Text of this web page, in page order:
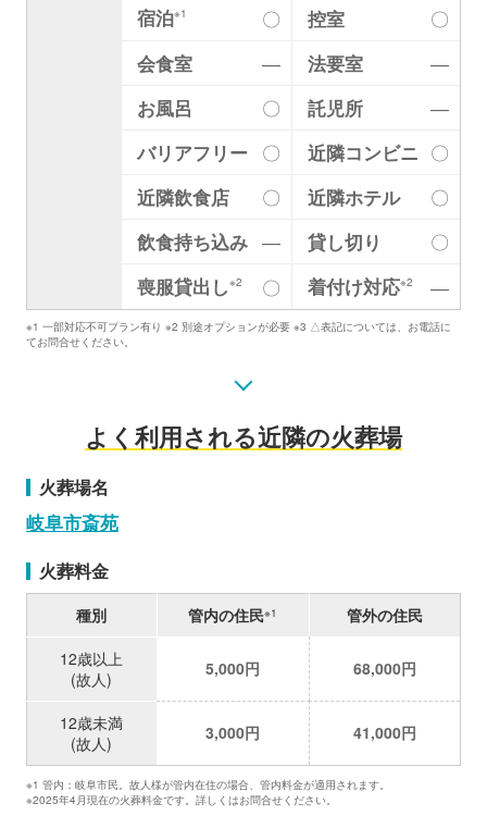
宿泊※1 〇 控室
〇
会食室
― 法要室
―
お風呂
〇 託児所
―
バリアフリー 〇 近隣コンビニ 〇
近隣飲食店
〇 近隣ホテル
〇
飲食持ち込み ― 貸し切り
〇
喪服貸出し※2 〇 着付け対応※2 ―
※1 一部対応不可プラン有り ※2 別途オプションが必要 ※3 △表記については、お電話に
てお問合せください。
よく利用される近隣の火葬場
火葬場名
岐阜市斎苑
火葬料金
種別 管内の住民※1
管外の住民
12歳以上
(故人)
5,000円 68,000円
12歳未満
(故人)
3,000円 41,000円
※1 管内：岐阜市民。故人様が管内在住の場合、管内料金が適用されます。
※2025年4月現在の火葬料金です。詳しくはお問合せください。